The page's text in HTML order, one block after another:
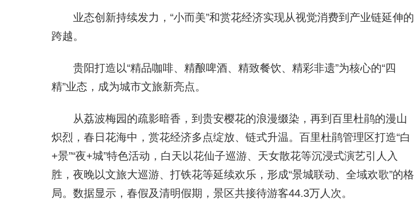
业态创新持续发力，“小而美”和赏花经济实现从视觉消费到产业链延伸的
跨越。
贵阳打造以“精品咖啡、精酿啤酒、精致餐饮、精彩非遗”为核心的“四
精”业态，成为城市文旅新亮点。
从荔波梅园的疏影暗香，到贵安樱花的浪漫缀染，再到百里杜鹃的漫山
炽烈，春日花海中，赏花经济多点绽放、链式升温。百里杜鹃管理区打造“白
+景”“夜+城”特色活动，白天以花仙子巡游、天女散花等沉浸式演艺引人入
胜，夜晚以文旅大巡游、打铁花等延续欢乐，形成“景城联动、全域欢歌”的格
局。数据显示，春假及清明假期，景区共接待游客44.3万人次。